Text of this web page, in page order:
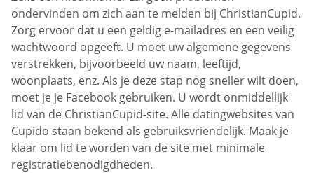
ondervinden om zich aan te melden bij ChristianCupid.
Zorg ervoor dat u een geldig e-mailadres en een veilig
wachtwoord opgeeft. U moet uw algemene gegevens
verstrekken, bijvoorbeeld uw naam, leeftijd,
woonplaats, enz. Als je deze stap nog sneller wilt doen,
moet je je Facebook gebruiken. U wordt onmiddellijk
lid van de ChristianCupid-site. Alle datingwebsites van
Cupido staan bekend als gebruiksvriendelijk. Maak je
klaar om lid te worden van de site met minimale
registratiebenodigdheden.